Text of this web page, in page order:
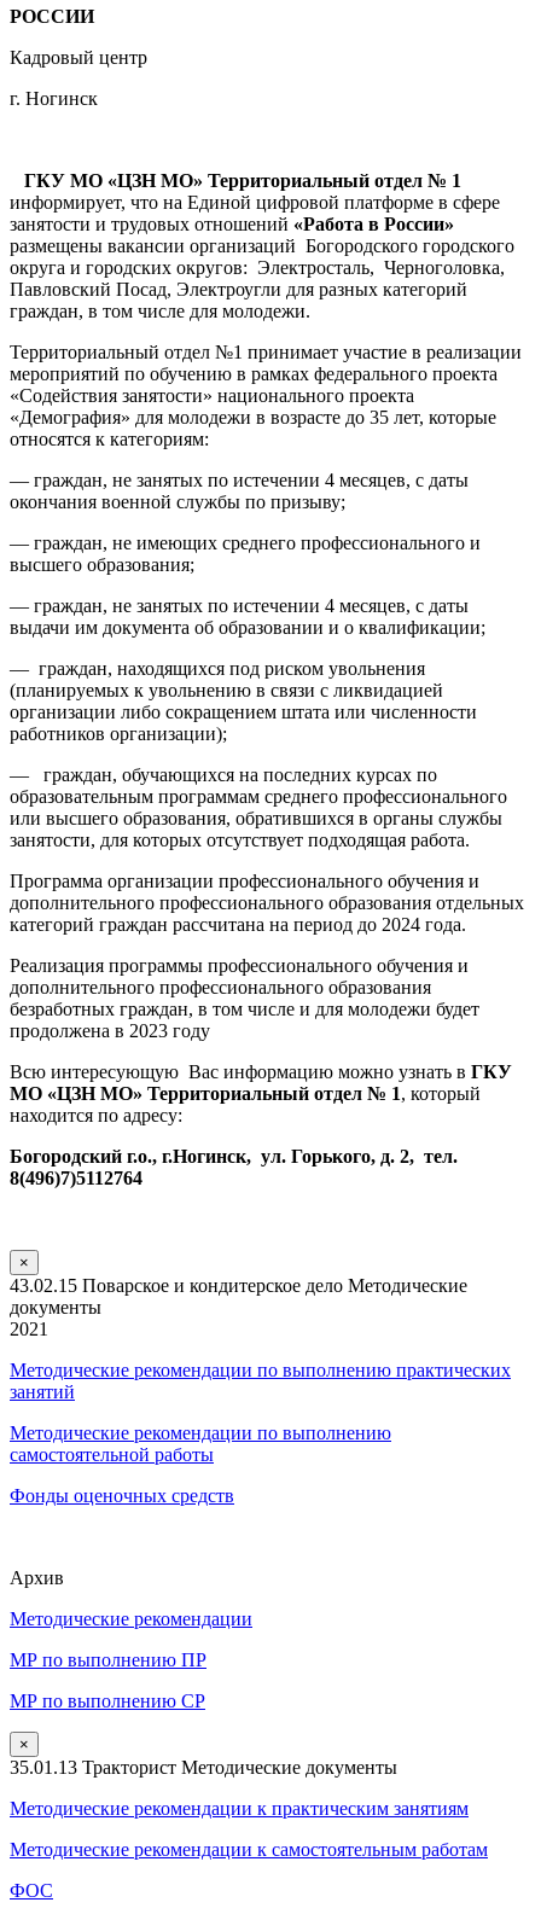
РОССИИ
Кадровый центр
г. Ногинск
ГКУ МО «ЦЗН МО» Территориальный отдел № 1
информирует, что на Единой цифровой платформе в сфере
занятости и трудовых отношений «Работа в России»
размещены вакансии организаций Богородского городского
округа и городских округов: Электросталь, Черноголовка,
Павловский Посад, Электроугли для разных категорий
граждан, в том числе для молодежи.
Территориальный отдел №1 принимает участие в реализации
мероприятий по обучению в рамках федерального проекта
«Содействия занятости» национального проекта
«Демография» для молодежи в возрасте до 35 лет, которые
относятся к категориям:
— граждан, не занятых по истечении 4 месяцев, с даты
окончания военной службы по призыву;
— граждан, не имеющих среднего профессионального и
высшего образования;
— граждан, не занятых по истечении 4 месяцев, с даты
выдачи им документа об образовании и о квалификации;
— граждан, находящихся под риском увольнения
(планируемых к увольнению в связи с ликвидацией
организации либо сокращением штата или численности
работников организации);
— граждан, обучающихся на последних курсах по
образовательным программам среднего профессионального
или высшего образования, обратившихся в органы службы
занятости, для которых отсутствует подходящая работа.
Программа организации профессионального обучения и
дополнительного профессионального образования отдельных
категорий граждан рассчитана на период до 2024 года.
Реализация программы профессионального обучения и
дополнительного профессионального образования
безработных граждан, в том числе и для молодежи будет
продолжена в 2023 году
Всю интересующую Вас информацию можно узнать в ГКУ
МО «ЦЗН МО» Территориальный отдел № 1, который
находится по адресу:
Богородский г.о., г.Ногинск, ул. Горького, д. 2, тел.
8(496)7)5112764
×
43.02.15 Поварское и кондитерское дело Методические
документы
2021
Методические рекомендации по выполнению практических
занятий
Методические рекомендации по выполнению
самостоятельной работы
Фонды оценочных средств
Архив
Методические рекомендации
МР по выполнению ПР
МР по выполнению СР
×
35.01.13 Тракторист Методические документы
Методические рекомендации к практическим занятиям
Методические рекомендации к самостоятельным работам
ФОС